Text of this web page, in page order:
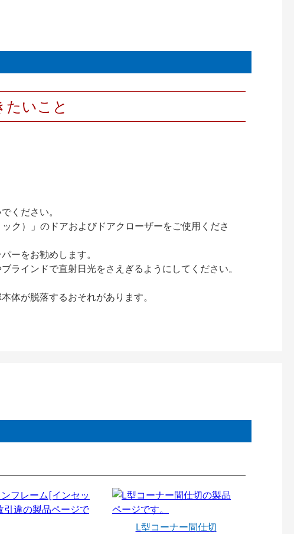
たいこと
ください。
ク）」のドアおよびドアクローザーをご使用くださ
ーをお勧めします。
インドで直射日光をさえぎるようにしてください。
体が脱落するおそれがあります。
L型コーナー間仕切